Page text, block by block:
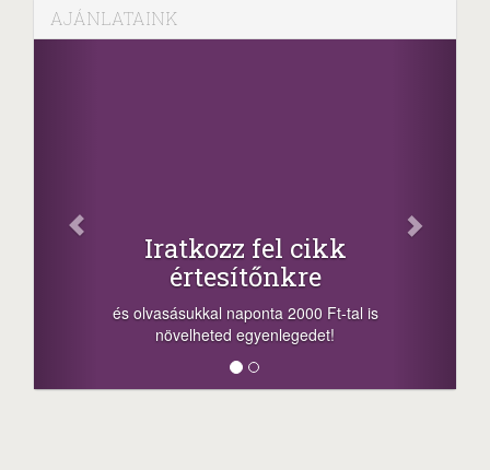
AJÁNLATAINK
+1.000.000 Ft...
-nyeremény növelés jár a szerencsésnek
megosztási lehetőséget. Lájkolj is minket!